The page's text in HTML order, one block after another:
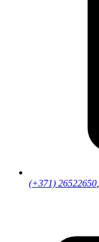
(+371) 26522650,